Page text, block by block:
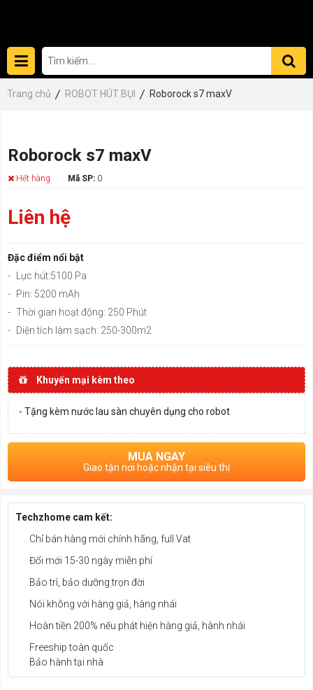
Trang chủ ROBOT HÚT BỤI Roborock s7 maxV
Roborock s7 maxV
Hết hàng Mã SP: 0
Liên hệ
Đặc điểm nổi bật
-
Lực hút:5100 Pa
- Pin: 5200 mAh
- Thời gian hoạt động: 250 Phút
- Diện tích làm sạch: 250-300m2
Khuyến mại kèm theo
- Tặng kèm nước lau sàn chuyên dụng cho robot
MUA NGAY
Giao tận nơi hoặc nhận tại siêu thị
Techzhome cam kết:
Chỉ bán hàng mới chính hãng, full Vat
Đổi mới 15-30 ngày miễn phí
Bảo trì, bảo dưỡng trọn đời
Nói không với hàng giả, hàng nhái
Hoàn tiền 200% nếu phát hiện hàng giả, hành nhái
Freeship toàn quốc
Bảo hành tại nhà